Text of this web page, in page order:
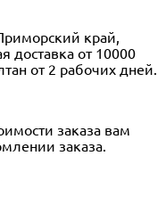
край,
доставка от 10000
от 2 рабочих дней.
заказа вам
заказа.